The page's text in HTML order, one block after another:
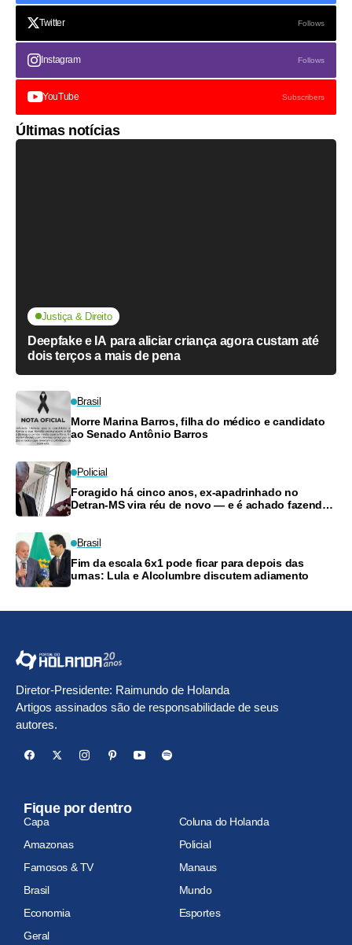
Twitter Follows
Instagram Follows
YouTube Subscribers
Últimas notícias
Justiça & Direito
Deepfake e IA para aliciar criança agora custam até
dois terços a mais de pena
Brasil
Morre Marina Barros, filha do médico e candidato
ao Senado Antônio Barros
Policial
Foragido há cinco anos, ex-apadrinhado no
Detran-MS vira réu de novo — e é achado fazendo
Brasil
Fim da escala 6x1 pode ficar para depois das
urnas: Lula e Alcolumbre discutem adiamento
Diretor-Presidente: Raimundo de Holanda
Artigos assinados são de responsabilidade de seus
autores.
Fique por dentro
Capa
Coluna do Holanda
Amazonas
Policial
Famosos & TV
Manaus
Brasil
Mundo
Economia
Esportes
Geral